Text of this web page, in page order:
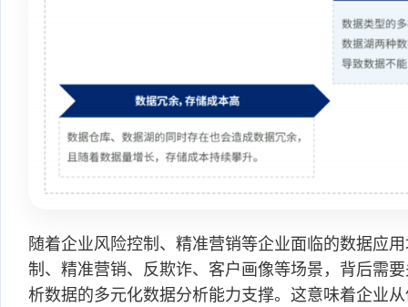
随着企业风险控制、精准营销等企业面临的数据应
制、精准营销、反欺诈、客户画像等场景，背后需
析数据的多元化数据分析能力支撑。这意味着企业